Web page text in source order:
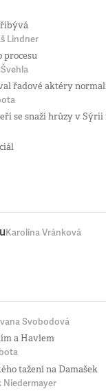
Lindner
procesu
řadové aktéry
se snaží hrůzy v
Karolína Vránková
Svobodová
a Havlem
tažení na Damašek
Niedermayer